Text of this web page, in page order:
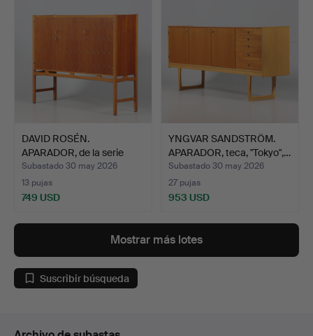
DAVID ROSÉN.
APARADOR, de la serie
"Napoli…
Subastado 30 may 2026
13 pujas
749 USD
YNGVAR SANDSTRÖM.
APARADOR, teca, "Tokyo",…
Subastado 30 may 2026
27 pujas
953 USD
Mostrar más lotes
Suscribir búsqueda